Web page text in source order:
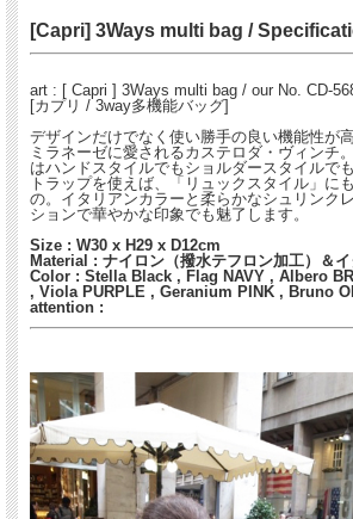
[Capri] 3Ways multi bag /
art : [ Capri ] 3Ways multi bag / our No. CD-
[カプリ / 3way多機能バッグ]
デザインだけでなく使い勝手の良い機能性が
ミラネーゼに愛されるカステロダ・ヴィンチ
はハンドスタイルでもショルダースタイルで
トラップを使えば、「リュックスタイル」に
の。イタリアンカラーと柔らかなシュリンク
ションで華やかな印象でも魅了します。
Size : W30 x H29 x D12cm
Material : ナイロン（撥水テフロン加工）＆
Color : Stella Black , Flag NAVY , Albero
, Viola PURPLE , Geranium PINK , Bruno
attention :